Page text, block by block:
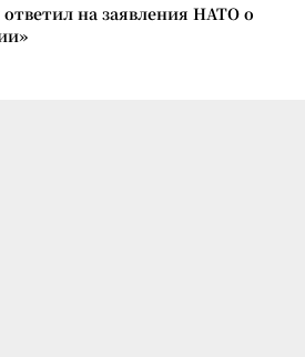
на заявления НАТО о